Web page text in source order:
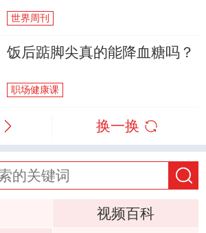
世界周刊
饭后踮脚尖真的能降血糖吗？
职场健康课
换一换
视频百科